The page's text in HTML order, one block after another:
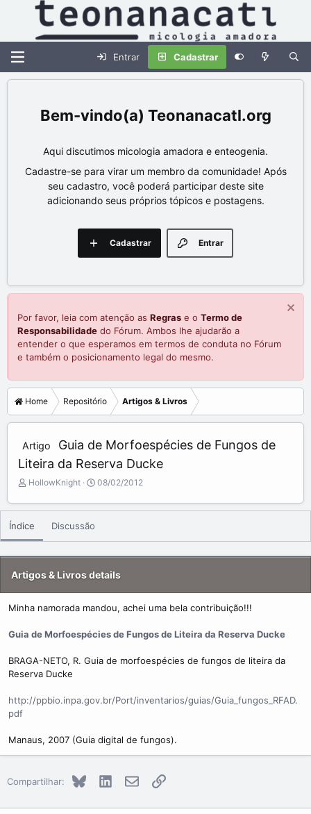
Entrar Cadastrar
Teonanacatl.org
Aqui discutimos micologia amadora e enteogenia.
Cadastre-se para virar um membro da comunidade! Após
seu cadastro, você poderá participar deste site
adicionando seus próprios tópicos e postagens.
Entrar
Cadastrar
Por favor, leia com atenção as Regras e o Termo de
Responsabilidade do Fórum. Ambos lhe ajudarão a
entender o que esperamos em termos de conduta no Fórum
e também o posicionamento legal do mesmo.
Home Repositório Artigos & Livros
Artigo
Guia de Morfoespécies de Fungos de
Liteira da Reserva Ducke
A
d
d
b
y
HollowKnight
C
e
e
d
t
e
08/02/2012
Índice Discussão
Artigos & Livros details
Minha namorada mandou, achei uma bela contribuição!!!
Guia de Morfoespécies de Fungos de Liteira da Reserva Ducke
BRAGA-NETO, R. Guia de morfoespécies de fungos de liteira da
Reserva Ducke
http://ppbio.inpa.gov.br/Port/inventarios/guias/Guia_fungos_RFAD.
pdf
Manaus, 2007 (Guia digital de fungos).
Compartilhar: Bluesky LinkedInE-mailLink